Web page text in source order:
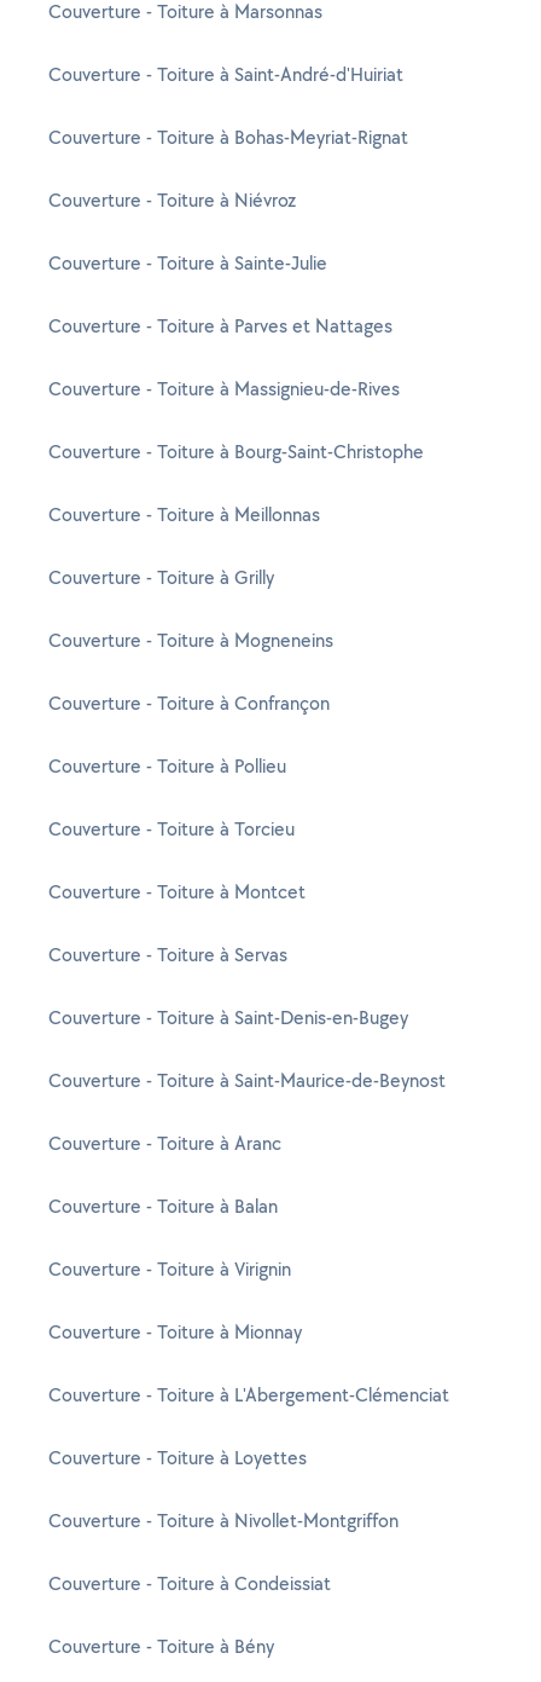
Couverture - Toiture à Marsonnas
Couverture - Toiture à Saint-André-d'Huiriat
Couverture - Toiture à Bohas-Meyriat-Rignat
Couverture - Toiture à Niévroz
Couverture - Toiture à Sainte-Julie
Couverture - Toiture à Parves et Nattages
Couverture - Toiture à Massignieu-de-Rives
Couverture - Toiture à Bourg-Saint-Christophe
Couverture - Toiture à Meillonnas
Couverture - Toiture à Grilly
Couverture - Toiture à Mogneneins
Couverture - Toiture à Confrançon
Couverture - Toiture à Pollieu
Couverture - Toiture à Torcieu
Couverture - Toiture à Montcet
Couverture - Toiture à Servas
Couverture - Toiture à Saint-Denis-en-Bugey
Couverture - Toiture à Saint-Maurice-de-Beynost
Couverture - Toiture à Aranc
Couverture - Toiture à Balan
Couverture - Toiture à Virignin
Couverture - Toiture à Mionnay
Couverture - Toiture à L'Abergement-Clémenciat
Couverture - Toiture à Loyettes
Couverture - Toiture à Nivollet-Montgriffon
Couverture - Toiture à Condeissiat
Couverture - Toiture à Bény